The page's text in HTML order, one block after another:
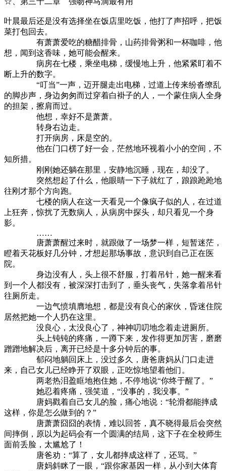
叶晨最后还是没有选择坐在饭店里吃饭，他打了声招呼，把饭
菜打包回去。
有萧萧爱吃的糖醋排骨，山药排骨粥和一杯咖啡，他
想，闻到这香味，她可能会醒来。
病房在七楼，乘坐电梯，缓慢地上升，他紧紧盯着不
断上升的数字。
“叮当”一声，迈开腿走出电梯，过道上传来纷沓缭乱
的脚步声，身边匆匆而过穿着白褂子的人，一个蒙住病人全身
的担架，擦肩而过。
他想，幸好不是萧萧。
转身右边走。
打开病房，床是空的。
他在门口楞了好一会，茫然地环视着小小的空间，不
知所措。
刚刚她还躺在那里，安静地沉睡，现在，却没了。
突然想起了什么，他眼睛一下子就红了，踉踉跄跄地
往刚才那个方向跑。
七楼的病人在这一天看见一个像疯子似的人，在过道
上狂奔，惊扰了无数病人，从病房中探头，却只看见一个身
影。
……
唐萧萧醒过来时，就跟做了一场梦一样，短暂迷茫，
瞪着天花板好几分钟，才想起那场事故，意识到自己正在医
院。
身边没有人，头上很不舒服，打着吊针，她一醒来看
到一个人都没有，被深深打击到了，垂头丧气，失落拿着吊针
往厕所走。
一边气愤填膺地想，都是没有良心的家伙，昏迷住院
居然把她一个人扔在这里。
没良心，太没良心了，神神叨叨地念着走进厕所。
头上钝钝的疼痛，一蹲下来，发作得更加厉害，磨磨
蹭蹭地解决后，离开已经是十多分钟后的事。
郁闷地躺回床上，没过多久，唐爸唐妈从门口走进
来，自己女儿已经睁开了双眼，正吃惊地望着他们。
两老热泪盈眶地抱住她，不停地说“你终于醒了。”
她忍着疼痛，强笑道，“没事的，我没事。”
唐妈戳着自己女儿的脸，痛心地说：“轮滑都能摔成
这样，你是怎么做到的？”
唐萧萧囧囧的表情，难以回答，真不晓得最后会突然
间摔倒，原以为起码会有一个圆满的结局，这下子在全校师生
面前丢脸，太尴尬了！
唐爸劝：“算了，女儿都摔成这样了，还骂。”
唐妈斜眯了一眼，“跟你家基因一样，从小到大体育